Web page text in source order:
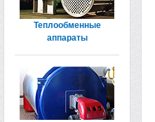
Теплообменные
аппараты